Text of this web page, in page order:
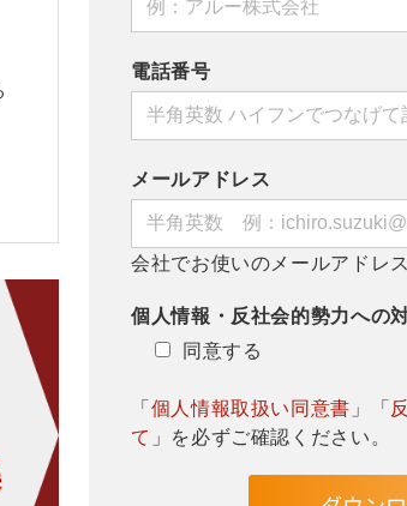
電話番号
メールアドレス
会社でお使いのメールアドレ
個人情報・反社会的勢力への
同意する
「個人情報取扱い同意書 」「
て 」を必ずご確認ください。